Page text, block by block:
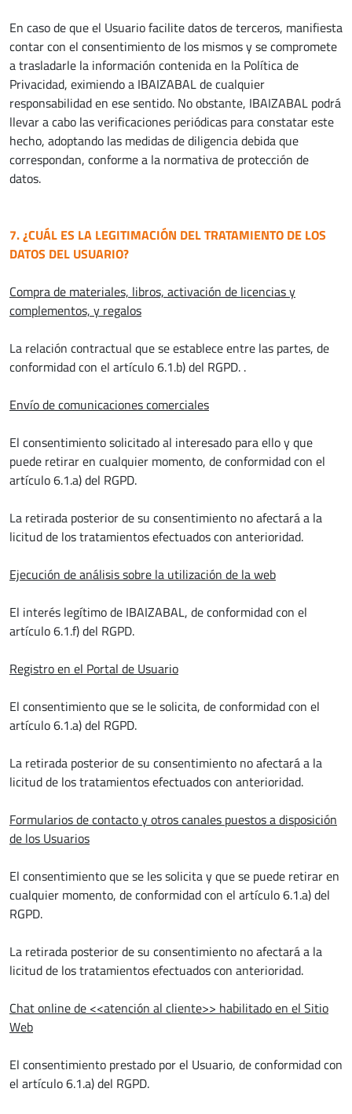
En caso de que el Usuario facilite datos de terceros, manifiesta
contar con el consentimiento de los mismos y se compromete
a trasladarle la información contenida en la Política de
Privacidad, eximiendo a IBAIZABAL de cualquier
responsabilidad en ese sentido. No obstante, IBAIZABAL podrá
llevar a cabo las verificaciones periódicas para constatar este
hecho, adoptando las medidas de diligencia debida que
correspondan, conforme a la normativa de protección de
datos.
7. ¿CUÁL ES LA LEGITIMACIÓN DEL TRATAMIENTO DE LOS
DATOS DEL USUARIO?
Compra de materiales, libros, activación de licencias y
complementos, y regalos
La relación contractual que se establece entre las partes, de
conformidad con el artículo 6.1.b) del RGPD. .
Envío de comunicaciones comerciales
El consentimiento solicitado al interesado para ello y que
puede retirar en cualquier momento, de conformidad con el
artículo 6.1.a) del RGPD.
La retirada posterior de su consentimiento no afectará a la
licitud de los tratamientos efectuados con anterioridad.
Ejecución de análisis sobre la utilización de la web
El interés legítimo de IBAIZABAL, de conformidad con el
artículo 6.1.f) del RGPD.
Registro en el Portal de Usuario
El consentimiento que se le solicita, de conformidad con el
artículo 6.1.a) del RGPD.
La retirada posterior de su consentimiento no afectará a la
licitud de los tratamientos efectuados con anterioridad.
Formularios de contacto y otros canales puestos a disposición
de los Usuarios
El consentimiento que se les solicita y que se puede retirar en
cualquier momento, de conformidad con el artículo 6.1.a) del
RGPD.
La retirada posterior de su consentimiento no afectará a la
licitud de los tratamientos efectuados con anterioridad.
Chat online de <<atención al cliente>> habilitado en el Sitio
Web
El consentimiento prestado por el Usuario, de conformidad con
el artículo 6.1.a) del RGPD.